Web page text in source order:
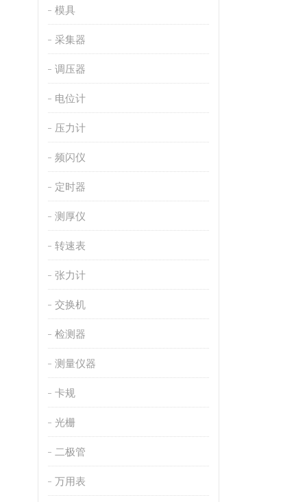
模具
采集器
调压器
电位计
压力计
频闪仪
定时器
测厚仪
转速表
张力计
交换机
检测器
测量仪器
卡规
光栅
二极管
万用表